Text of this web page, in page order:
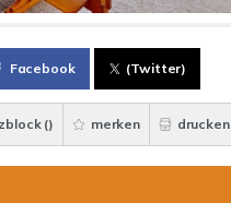
Facebook (Twitter)
() merken drucken